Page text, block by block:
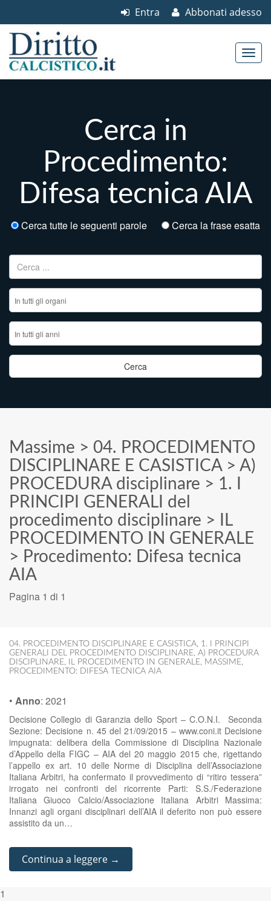
Abbonati adesso
Entra
Cerca in
Procedimento:
Difesa tecnica AIA
Cerca tutte le seguenti parole Cerca la frase esatta
Ricerca per:
Massime > 04. PROCEDIMENTO
DISCIPLINARE E CASISTICA> A)
PROCEDURA disciplinare > 1. I
PRINCIPI GENERALI del
procedimento disciplinare >
IL
PROCEDIMENTO IN GENERALE
> Procedimento: Difesa tecnica
AIA
Pagina 1 di 1
04. PROCEDIMENTO DISCIPLINARE E CASISTICA, 1. I PRINCIPI
GENERALI DEL PROCEDIMENTO DISCIPLINARE, A) PROCEDURA
DISCIPLINARE, IL PROCEDIMENTO IN GENERALE, MASSIME,
PROCEDIMENTO: DIFESA TECNICA AIA
• Anno: 2021
Decisione Collegio di Garanzia dello Sport – C.O.N.I. Seconda
Sezione: Decisione n. 45 del 21/09/2015 – www.coni.it Decisione
impugnata: delibera della Commissione di Disciplina Nazionale
d’Appello della FIGC – AIA del 20 maggio 2015 che, rigettando
l’appello ex art. 10 delle Norme di Disciplina dell’Associazione
Italiana Arbitri, ha confermato il provvedimento di “ritiro tessera”
irrogato nei confronti del ricorrente Parti: S.S./Federazione
Italiana Giuoco Calcio/Associazione Italiana Arbitri Massima:
Innanzi agli organi disciplinari dell’AIA il deferito non può essere
assistito da un…
Continua a leggere →
1